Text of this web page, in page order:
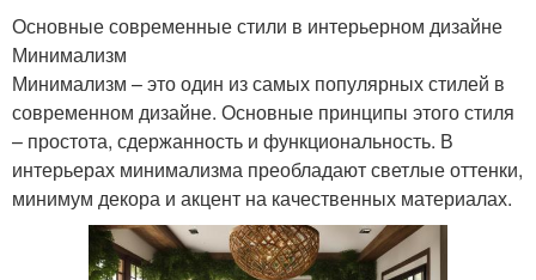
Основные современные стили в интерьерном дизайне
Минимализм
Минимализм – это один из самых популярных стилей в
современном дизайне. Основные принципы этого стиля
– простота, сдержанность и функциональность. В
интерьерах минимализма преобладают светлые оттенки,
минимум декора и акцент на качественных материалах.